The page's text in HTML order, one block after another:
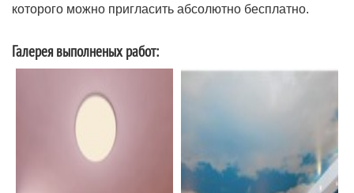
которого можно пригласить абсолютно бесплатно.
Галерея выполненых работ: